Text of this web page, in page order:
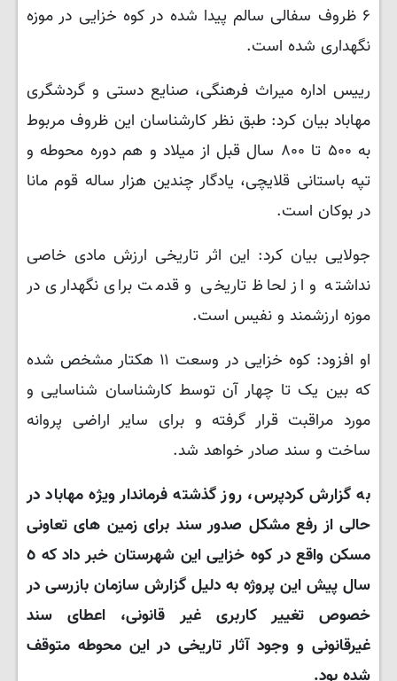
۶ ظروف سفالی سالم پیدا شده در کوه خزایی در موزه
نگهداری شده است.
رییس اداره میراث فرهنگی، صنایع دستی و گردشگری
مهاباد بیان کرد: طبق نظر کارشناسان این ظروف مربوط
به ۵۰۰ تا ۸۰۰ سال قبل از میلاد و هم دوره محوطه و
تپه باستانی قلایچی، یادگار چندین هزار ساله قوم مانا
در بوکان است.
جولایی بیان کرد: این اثر تاریخی ارزش مادی خاصی
نداشته و از لحاظ تاریخی و قدمت برای نگهداری در
موزه ارزشمند و نفیس است.
او افزود: کوه خزایی در وسعت ۱۱ هکتار مشخص شده
که بین یک تا چهار آن توسط کارشناسان شناسایی و
مورد مراقبت قرار گرفته و برای سایر اراضی پروانه
ساخت و سند صادر خواهد شد.
به گزارش کردپرس، روز گذشته فرماندار ویژه مهاباد در
حالی از رفع مشکل صدور سند برای زمین های تعاونی
مسکن واقع در کوه خزایی این شهرستان خبر داد که ٥
سال پیش این پروژه به دلیل گزارش سازمان بازرسی در
خصوص تغییر کاربری غیر قانونی، اعطای سند
غیرقانونی و وجود آثار تاریخی در این محوطه متوقف